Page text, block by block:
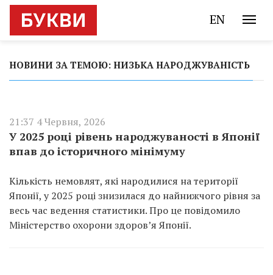
EN
НОВИНИ ЗА ТЕМОЮ: НИЗЬКА НАРОДЖУВАНІСТЬ
21:37 4 Червня, 2026
У 2025 році рівень народжуваності в Японії
впав до історичного мінімуму
Кількість немовлят, які народилися на території
Японії, у 2025 році знизилася до найнижчого рівня за
весь час ведення статистики. Про це повідомило
Міністерство охорони здоров’я Японії.